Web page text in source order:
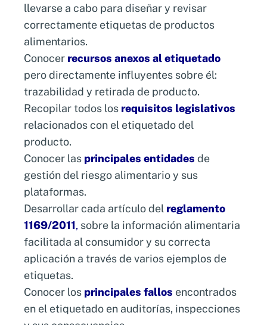
llevarse a cabo para diseñar y revisar
correctamente etiquetas de productos
alimentarios.
Conocer recursos anexos al etiquetado
pero directamente influyentes sobre él:
trazabilidad y retirada de producto.
Recopilar todos los requisitos legislativos
relacionados con el etiquetado del
producto.
Conocer las principales entidades de
gestión del riesgo alimentario y sus
plataformas.
Desarrollar cada artículo del reglamento
1169/2011, sobre la información alimentaria
facilitada al consumidor y su correcta
aplicación a través de varios ejemplos de
etiquetas.
Conocer los principales fallos encontrados
en el etiquetado en auditorías, inspecciones